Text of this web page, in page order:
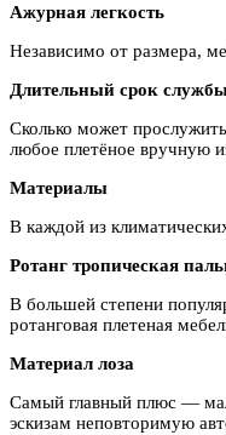
Ажурная легкость
Независимо от размера,
Длительный срок
Сколько может
любое плетёное вручную
Материалы
В каждой из
Ротанг тропическая
В большей степени
ротанговая плетеная
Материал лоза
Самый главный плюс —
эскизам неповторимую